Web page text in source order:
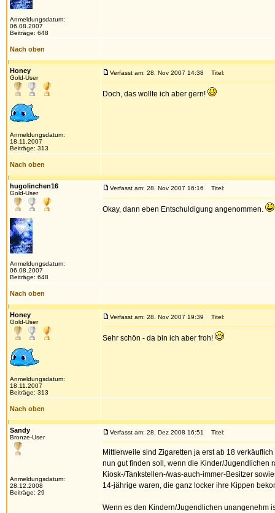
Anmeldungsdatum:
06.08.2007
Beiträge: 648
Nach oben
Honey
Gold-User
Anmeldungsdatum:
18.11.2007
Beiträge: 313
Verfasst am: 28. Nov 2007 14:38 Titel:
Doch, das wollte ich aber gern!
Nach oben
hugolinchen16
Gold-User
Anmeldungsdatum:
06.08.2007
Beiträge: 648
Verfasst am: 28. Nov 2007 16:16 Titel:
Okay, dann eben Entschuldigung angenommen.
Nach oben
Honey
Gold-User
Anmeldungsdatum:
18.11.2007
Beiträge: 313
Verfasst am: 28. Nov 2007 19:39 Titel:
Sehr schön - da bin ich aber froh!
Nach oben
Sandy
Bronze-User
Anmeldungsdatum:
28.12.2008
Beiträge: 29
Verfasst am: 28. Dez 2008 16:51 Titel:
Mittlerweile sind Zigaretten ja erst ab 18
nun gut finden soll, wenn die Kinder/Jugendlichen
Kiosk-/Tankstellen-/was-auch-immer-Besitzer
14-jährige waren, die ganz locker ihre Kippen
Wenn es den Kindern/Jugendlichen unangenehm